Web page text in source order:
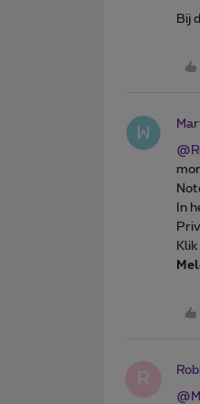
Bij
In
R